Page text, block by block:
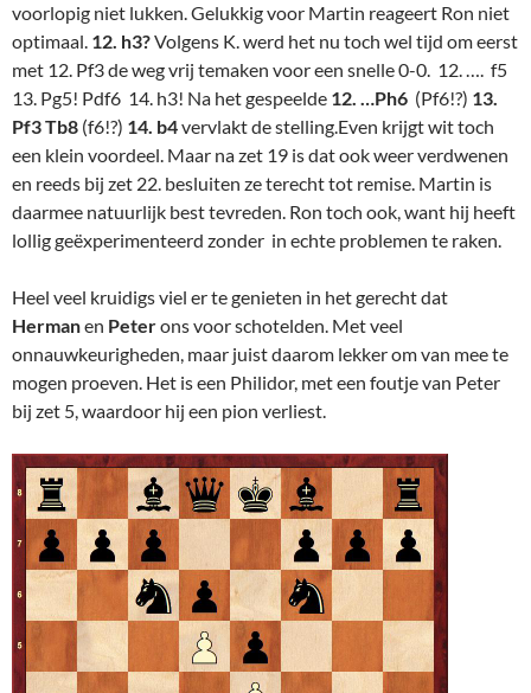
voorlopig niet lukken. Gelukkig voor Martin reageert Ron niet
optimaal. 12. h3?Volgens K. werd het nu toch wel tijd om eerst
met 12. Pf3 de weg vrij temaken voor een snelle 0-0. 12. …. f5
13. Pg5! Pdf6 14. h3! Na het gespeelde 12. …Ph6 (Pf6!?) 13.
Pf3 Tb8 (f6!?) 14. b4vervlakt de stelling.Even krijgt wit toch
een klein voordeel. Maar na zet 19 is dat ook weer verdwenen
en reeds bij zet 22. besluiten ze terecht tot remise. Martin is
daarmee natuurlijk best tevreden. Ron toch ook, want hij heeft
lollig geëxperimenteerd zonder in echte problemen te raken.
Heel veel kruidigs viel er te genieten in het gerecht dat
Hermanen Peterons voor schotelden. Met veel
onnauwkeurigheden, maar juist daarom lekker om van mee te
mogen proeven. Het is een Philidor, met een foutje van Peter
bij zet 5, waardoor hij een pion verliest.